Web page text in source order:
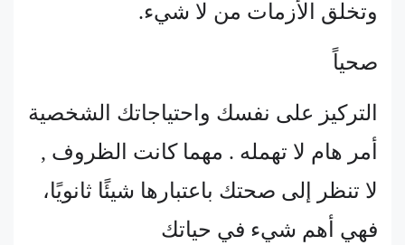
وتخلق الأزمات من لا شيء.
صحياً
التركيز على نفسك واحتياجاتك الشخصية
أمر هام لا تهمله . مهما كانت الظروف ,
لا تنظر إلى صحتك باعتبارها شيئًا ثانويًا،
فهي أهم شيء في حياتك